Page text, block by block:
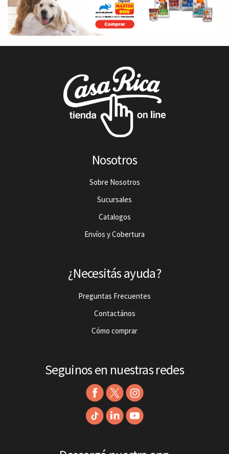
Nosotros
Sobre Nosotros
Sucursales
Catalogos
Envíos y Cobertura
¿Necesitás ayuda?
Preguntas Frecuentes
Contactános
Cómo comprar
Seguinos en nuestras redes